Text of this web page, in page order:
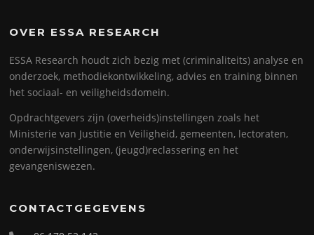
OVER ESSA RESEARCH
ESSA Research houdt zich bezig met (criminaliteits) analyse en
onderzoek, methodiekontwikkeling, advies en training binnen
het sociaal- en veiligheidsdomein.
Opdrachtgevers zijn (overheids)instellingen zoals het
Ministerie van Justitie en Veiligheid, gemeenten, lectoraten,
onderwijsinstellingen, (jeugd)reclassering en het
gevangeniswezen.
CONTACTGEGEVENS